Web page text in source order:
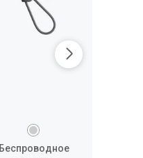
Беспроводное